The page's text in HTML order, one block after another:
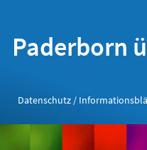
Paderborn
Datenschutz /